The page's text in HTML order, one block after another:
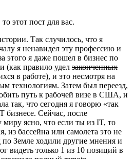
этот пост для вас.
Так случилось, что я
я ненавидел эту профессию и
этого я даже пошел в бизнес по
(как правило удел законченных
в работе), и это несмотря на
технологиям. Затем был переезд,
путь к рабочей визе в США, и
так, что сегодня я говорю «так
бизнесе. Сейчас, после
ясно, что если ты из IT, то
из бассейна или самолета это не
Земле ходили другие мнения и
видеть только 1 из 10 позиций в